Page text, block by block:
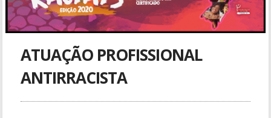
ATUAÇÃO PROFISSIONAL
ANTIRRACISTA